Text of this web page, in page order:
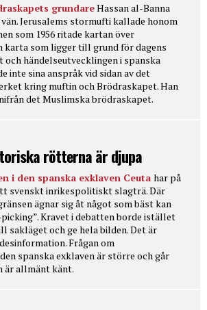
grundareHassan al-Banna
Jerusalems stormufti kallade honom
som 1956 ritade kartan över
karta som ligger till grund för dagens
händelseutvecklingen i spanska
inte sina anspråk vid sidan av det
kring muftin och Brödraskapet. Han
det Muslimska brödraskapet.
rötterna är djupa
i den spanska exklaven Ceuta har på
svenskt inrikespolitiskt slagträ. Där
ägnar sig åt något som bäst kan
Kravet i debatten borde istället
sakläget och ge hela bilden. Det är
Frågan om
spanska exklaven är större och går
är allmänt känt.